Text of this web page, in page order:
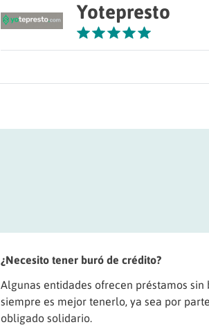
Yotepresto
¿Necesito tener buró de crédito?
Algunas entidades ofrecen préstamos
siempre es mejor tenerlo, ya sea por
obligado solidario.